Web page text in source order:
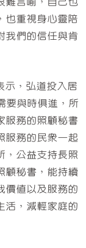
也重視身心靈陪
我們的信任與肯
，弘道投入居
要與時俱進，所
服務的照顧秘書
服務的民眾一起
，公益支持長照
顧秘書，能持續
價值以及服務的
活，減輕家庭的